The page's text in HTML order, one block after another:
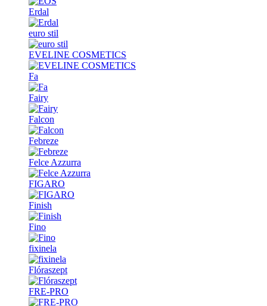
Erdal
euro stil
EVELINE COSMETICS
Fa
Fairy
Falcon
Febreze
Felce Azzurra
FIGARO
Finish
Fino
fixinela
Flóraszept
FRE-PRO